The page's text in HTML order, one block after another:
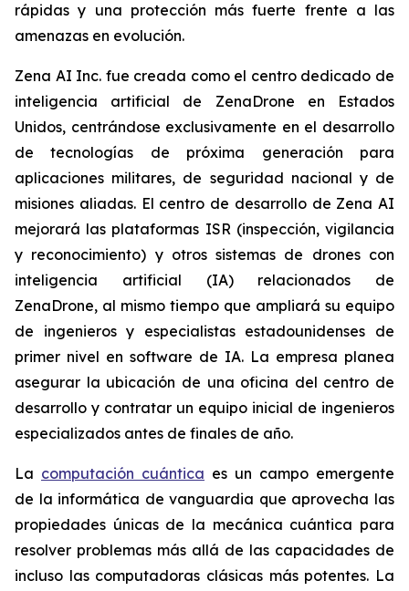
rápidas y una protección más fuerte frente a las
amenazas en evolución.
Zena AI Inc. fue creada como el centro dedicado de
inteligencia artificial de ZenaDrone en Estados
Unidos, centrándose exclusivamente en el desarrollo
de tecnologías de próxima generación para
aplicaciones militares, de seguridad nacional y de
misiones aliadas. El centro de desarrollo de Zena AI
mejorará las plataformas ISR (inspección, vigilancia
y reconocimiento) y otros sistemas de drones con
inteligencia artificial (IA) relacionados de
ZenaDrone, al mismo tiempo que ampliará su equipo
de ingenieros y especialistas estadounidenses de
primer nivel en software de IA. La empresa planea
asegurar la ubicación de una oficina del centro de
desarrollo y contratar un equipo inicial de ingenieros
especializados antes de finales de año.
La computación cuántica es un campo emergente
de la informática de vanguardia que aprovecha las
propiedades únicas de la mecánica cuántica para
resolver problemas más allá de las capacidades de
incluso las computadoras clásicas más potentes. La